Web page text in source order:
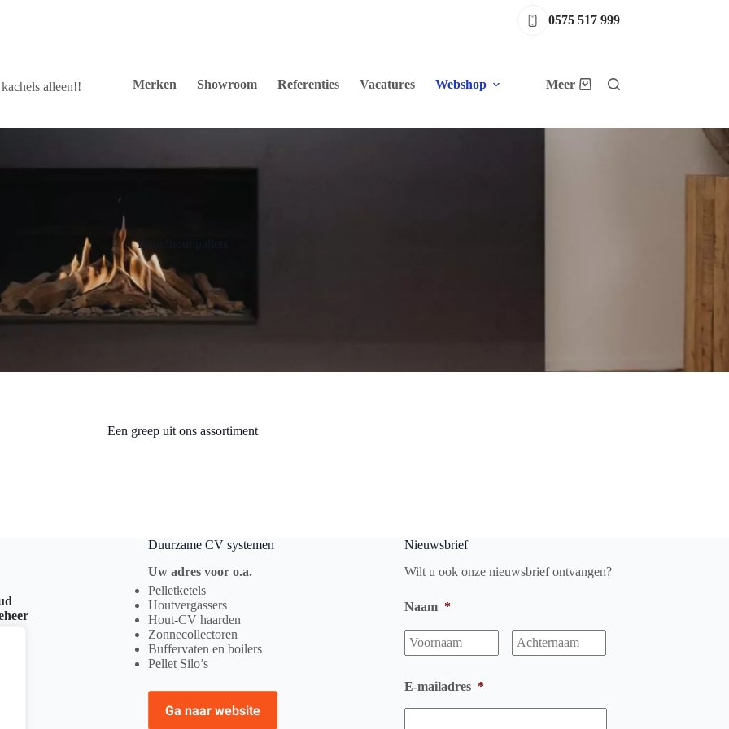
0575 517 999
alleen!! Merken Showroom Referenties Vacatures Webshop Meer Winkelwagen
Brandhout pallets
Een greep uit ons assortiment
Duurzame CV systemen
Uw adres voor o.a.
Pelletketels
Houtvergassers
Hout-CV haarden
Zonnecollectoren
Buffervaten en boilers
Pellet Silo’s
Ga naar website
Nieuwsbrief
Wilt u ook onze nieuwsbrief ontvangen?
Naam *
Voornaam
E-mailadres *